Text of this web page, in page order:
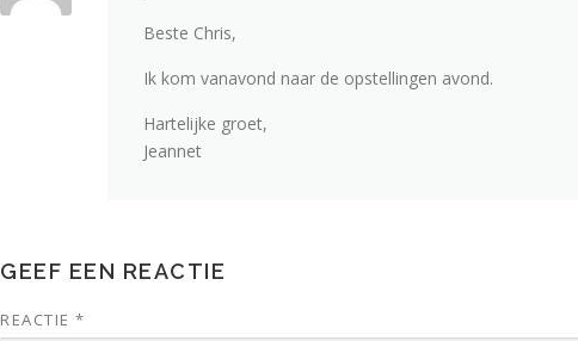
Beste Chris,
Ik kom vanavond naar de opstellingen avond.
Hartelijke groet,
Jeannet
GEEF EEN REACTIE
REACTIE *